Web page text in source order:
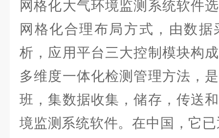
网格化大气环境监测系统软件
网格化合理布局方式，由数
析，应用平台三大控制模块构
多维度一体化检测管理方法，
班，集数据收集，储存，传送
境监测系统软件。在中国，它